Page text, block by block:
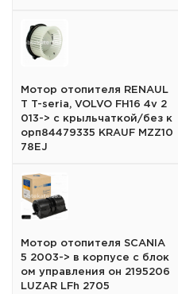
Мотор отопителя RENAUL
T T-seria, VOLVO FH16 4v 2
013-> с крыльчаткой/без к
орп84479335 KRAUF MZZ10
78EJ
Мотор отопителя SCANIA
5 2003-> в корпусе с блок
ом управления он 2195206
LUZAR LFh 2705